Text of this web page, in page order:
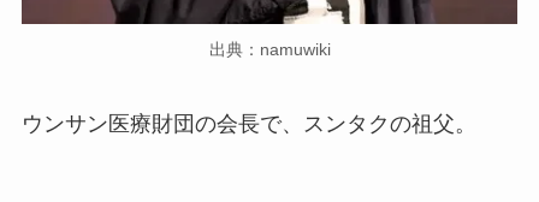
出典：namuwiki
ウンサン医療財団の会長で、スンタクの祖父。